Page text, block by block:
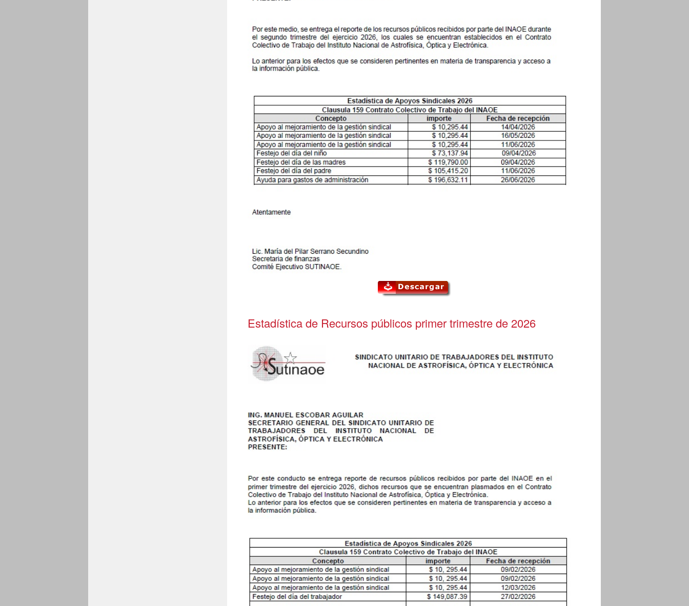
Estadística de Recursos públicos primer trimestre de 2026